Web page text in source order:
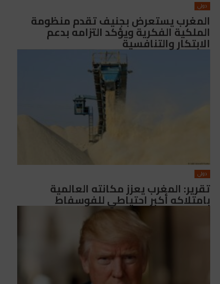
دولي
المغرب يستعرض بجنيف تقدم منظومة
الملكية الفكرية ويؤكد التزامه بدعم
الابتكار والتنافسية
دولي
تقرير: المغرب يعزز مكانته العالمية
بامتلاكه أكبر احتياطي للفوسفاط